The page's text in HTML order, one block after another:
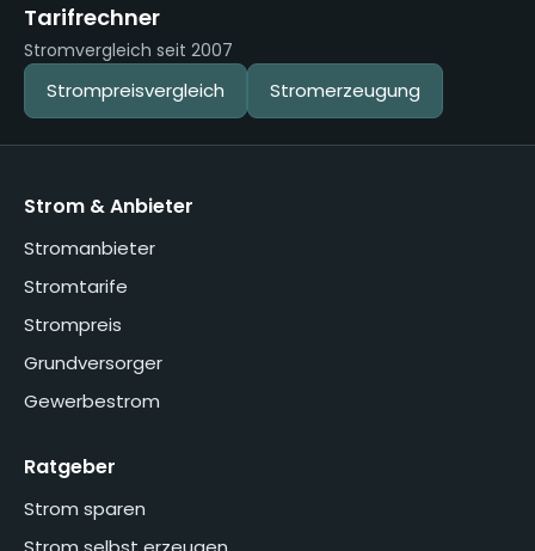
Tarifrechner
Stromvergleich seit 2007
Strompreisvergleich Stromerzeugung
Strom & Anbieter
Stromanbieter
Stromtarife
Strompreis
Grundversorger
Gewerbestrom
Ratgeber
Strom sparen